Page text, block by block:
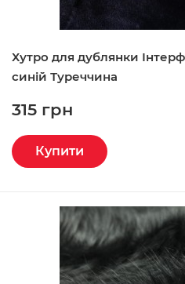
Хутро для дублянки
синій Туреччина
315 грн
Купити